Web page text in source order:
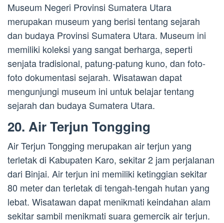
Museum Negeri Provinsi Sumatera Utara
merupakan museum yang berisi tentang sejarah
dan budaya Provinsi Sumatera Utara. Museum ini
memiliki koleksi yang sangat berharga, seperti
senjata tradisional, patung-patung kuno, dan foto-
foto dokumentasi sejarah. Wisatawan dapat
mengunjungi museum ini untuk belajar tentang
sejarah dan budaya Sumatera Utara.
20. Air Terjun Tongging
Air Terjun Tongging merupakan air terjun yang
terletak di Kabupaten Karo, sekitar 2 jam perjalanan
dari Binjai. Air terjun ini memiliki ketinggian sekitar
80 meter dan terletak di tengah-tengah hutan yang
lebat. Wisatawan dapat menikmati keindahan alam
sekitar sambil menikmati suara gemercik air terjun.